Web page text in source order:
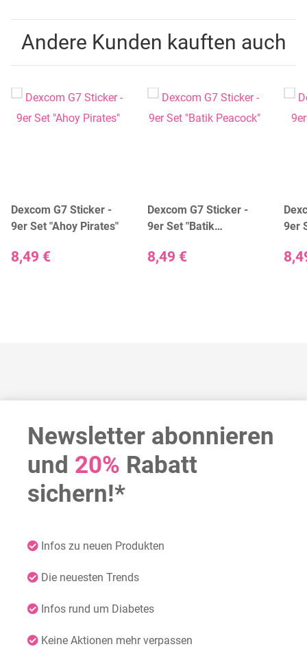
Andere Kunden kauften auch
Dexcom G7 Sticker -
9er Set "Ahoy Pirates"
8,49 €
Dexcom G7 Sticker -
9er Set "Batik
8,49 €
9er
Newsletter abonnieren
und 20% Rabatt
sichern!*
Infos zu neuen Produkten
Die neuesten Trends
Infos rund um Diabetes
Keine Aktionen mehr verpassen